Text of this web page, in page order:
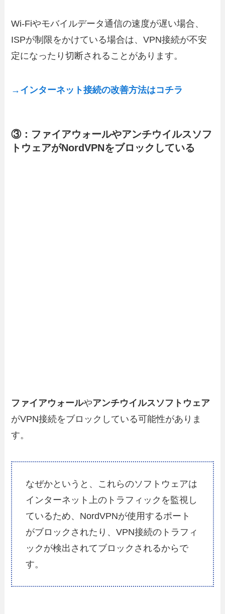
Wi-Fiやモバイルデータ通信の速度が遅い場合、
ISPが制限をかけている場合は、VPN接続が不安
定になったり切断されることがあります。
→インターネット接続の改善方法はコチラ
③：ファイアウォールやアンチウイルスソフ
トウェアがNordVPNをブロックしている
ファイアウォールやアンチウイルスソフトウェア
がVPN接続をブロックしている可能性がありま
す。
なぜかというと、これらのソフトウェアは
インターネット上のトラフィックを監視し
ているため、NordVPNが使用するポート
がブロックされたり、VPN接続のトラフィ
ックが検出されてブロックされるからで
す。